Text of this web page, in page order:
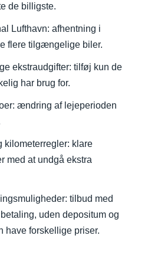
de billigste.
Lufthavn: afhentning i
flere tilgængelige biler.
ekstraudgifter: tilføj kun de
har brug for.
ændring af lejeperioden
kilometerregler: klare
med at undgå ekstra
tilbud med
uden depositum og
have forskellige priser.